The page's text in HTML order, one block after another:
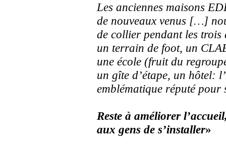
Les anciennes maisons
de nouveaux venus […]
de collier pendant les
un terrain de foot, un
une école (fruit du
un gîte d’étape, un hôtel:
emblématique réputé
Reste à améliorer
aux gens de s’installer»